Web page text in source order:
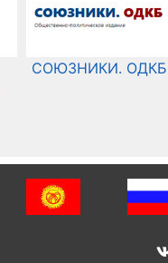
СОЮЗНИКИ. ОДКБ